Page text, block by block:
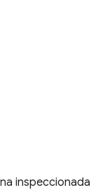
inspeccionada